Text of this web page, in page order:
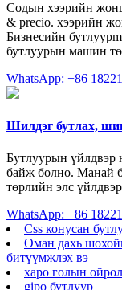
Содын хээрийн
& precio. хээрийн
Бизнесийн
бутлуурын машин
WhatsApp: +86
Шилдэг бутлах,
Бутлуурын үйлдвэр
байж болно. Манай
төрлийн элс
WhatsApp: +86
Css конусан
Оман дахь
битүүмжлэх вэ
харо голын
gipo бутлуур